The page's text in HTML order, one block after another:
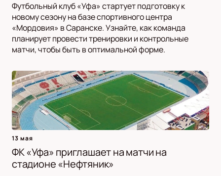
Футбольный клуб «Уфа» стартует подготовку к
новому сезону на базе спортивного центра
«Мордовия» в Саранске. Узнайте, как команда
планирует провести тренировки и контрольные
матчи, чтобы быть в оптимальной форме.
13 мая
ФК «Уфа» приглашает на матчи на
стадионе «Нефтяник»